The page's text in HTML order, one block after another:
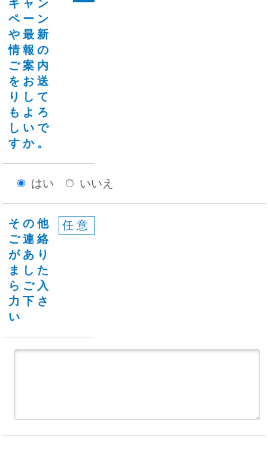
キャン
ペーン
や最新
情報の
ご案内
をお送
りして
もよろ
しいで
すか。
はい いいえ
その他
ご連絡
があり
ました
らご入
力下さ
い
任意